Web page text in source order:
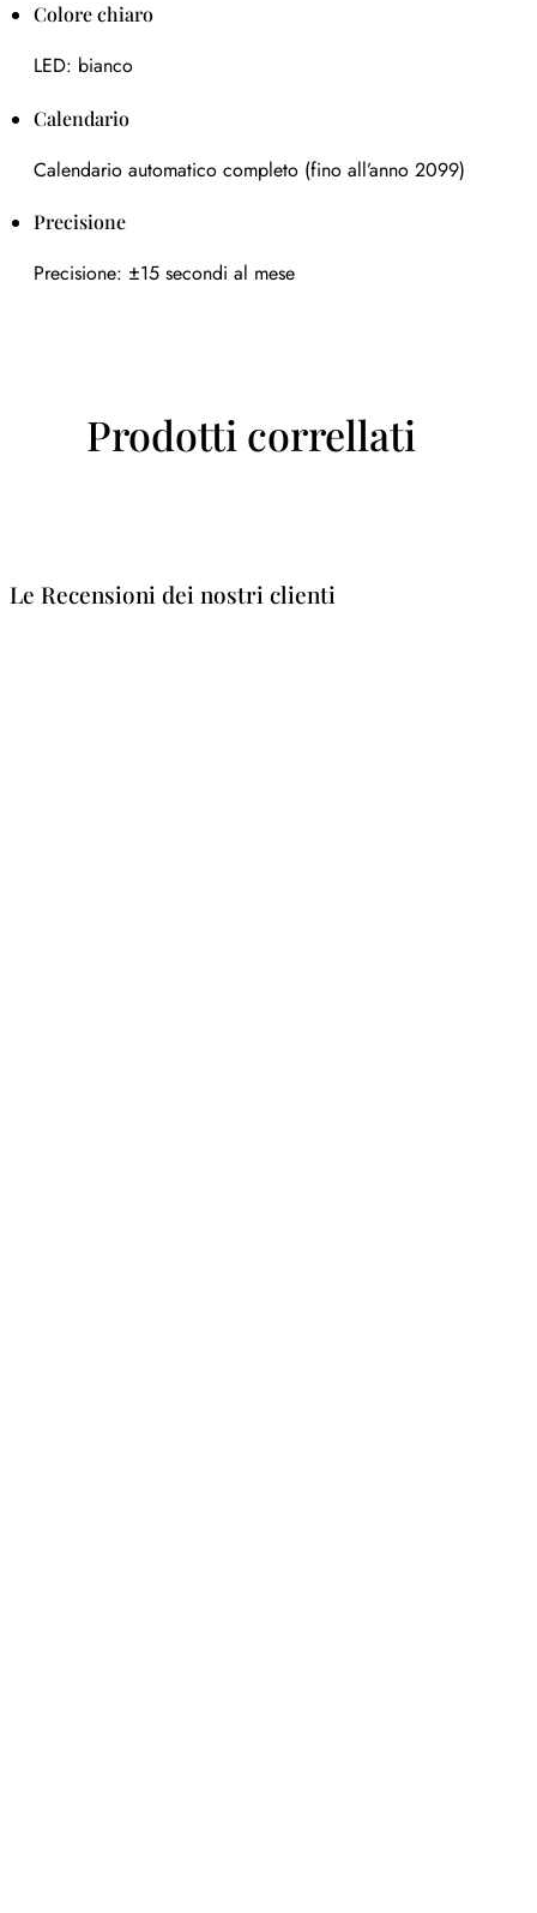
Colore chiaro
LED: bianco
Calendario
Calendario automatico completo (fino all’anno 2099)
Precisione
Precisione: ±15 secondi al mese
Prodotti correllati
Le Recensioni dei nostri clienti